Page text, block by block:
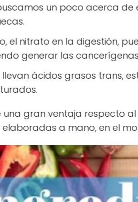
un poco acerca de
el nitrato en la digestión,
generar las
ácidos grasos trans,
una gran ventaja respecto
a mano, en el